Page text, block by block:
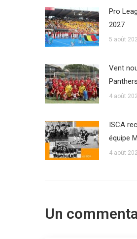
Pro
2027
5 août
Vent
Panthers
4 août
ISCA
équipe
4 août
Un